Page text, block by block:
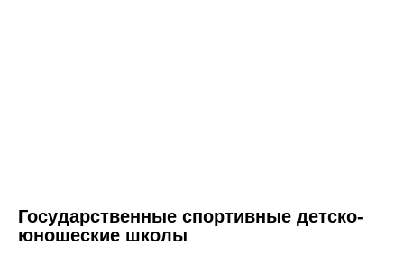
Государственные спортивные детско-
юношеские школы